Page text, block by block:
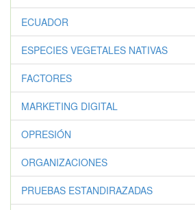
ECUADOR
ESPECIES VEGETALES NATIVAS
FACTORES
MARKETING DIGITAL
OPRESIÓN
ORGANIZACIONES
PRUEBAS ESTANDIRAZADAS